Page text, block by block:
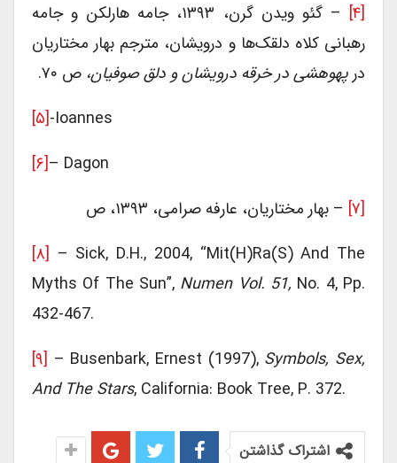
– گئو ویدن گرن، ۱۳۹۳، جامه هارلکن و جامه
رهبانی کلاه دلقک‌ها و درویشان، مترجم بهار مختاریان
درپهوهشی در خرقه درویشان و دلق صوفیان،ص ۷۰.
[۵]-Ioannes
[۶] – Dagon
– بهار مختاریان، عارفه صرامی، ۱۳۹۳، ص
[۸]– Sick, D.H., 2004, “Mit(h)ra(s) And The
Myths Of The Sun”,Numen Vol. 51,No. 4, Pp.
432-467.
[۹]– Busenbark, Ernest (1997),Symbols, Sex,
And The Stars, California: Book Tree, P. 372.
اشتراک گذاشتن